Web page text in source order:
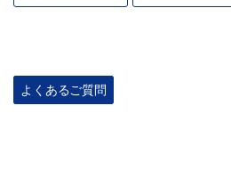
よくあるご質問